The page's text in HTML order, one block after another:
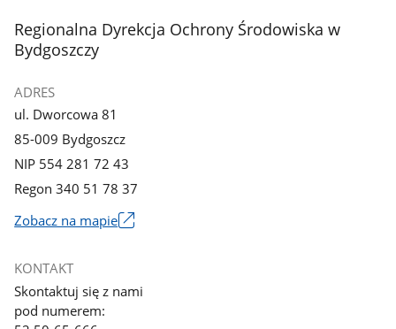
stopka
Regionalna Dyrekcja Ochrony Środowiska w
Bydgoszczy
ADRES
ul. Dworcowa 81
85-009 Bydgoszcz
NIP 554 281 72 43
Regon 340 51 78 37
Zobacz na mapie
się
w
nowym
KONTAKT
Skontaktuj się z nami
pod numerem: